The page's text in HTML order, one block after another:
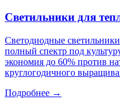
Светильники для
Светодиодные
полный спектр под
экономия до 60% против
круглогодичного
Подробнее →